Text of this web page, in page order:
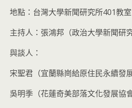
地點：台灣大學新聞研究所401教室
主持人：張鴻邦（政治大學新聞研
與談人：
宋聖君（宜蘭縣崗給原住民永續發
吳明季（花蓮奇美部落文化發展協